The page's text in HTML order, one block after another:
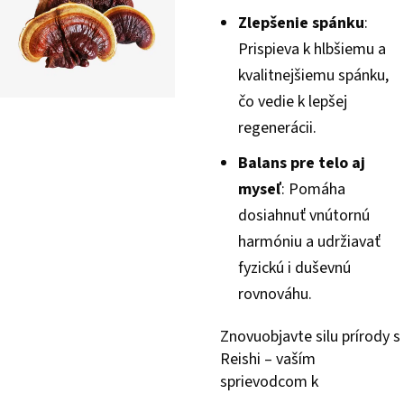
Zlepšenie spánku:
Prispieva k hlbšiemu a
kvalitnejšiemu spánku,
čo vedie k lepšej
regenerácii.
Balans pre telo aj
myseľ: Pomáha
dosiahnuť vnútornú
harmóniu a udržiavať
fyzickú i duševnú
rovnováhu.
Znovuobjavte silu prírody s
Reishi – vaším
sprievodcom k